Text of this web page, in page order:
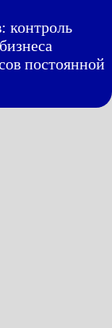
контроль
постоянной